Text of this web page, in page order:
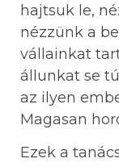
hajtsuk le,
nézzünk a
vállainkat
állunkat se
az ilyen
Magasan
Ezek a